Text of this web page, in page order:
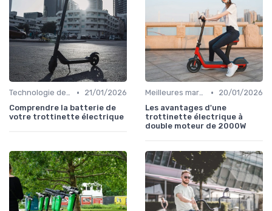
Technologie des batteries •
21/01/2026
Comprendre la batterie de
votre trottinette électrique
Meilleures marques et modèles •
20/01/2026
Les avantages d'une
trottinette électrique à
double moteur de 2000W